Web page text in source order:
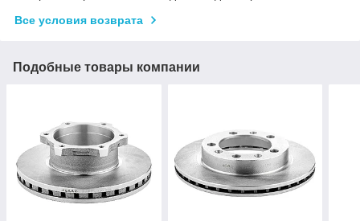
Все условия возврата
Подобные товары компании